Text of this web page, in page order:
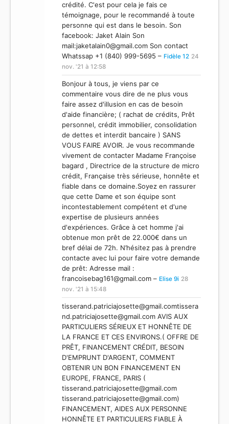
crédité. C'est pour cela je fais ce
témoignage, pour le recommandé à toute
personne qui est dans le besoin. Son
facebook: Jaket Alain Son
mail:jaketalain0@gmail.com Son contact
Whatssap +1 (840) 999-5695 – Fidèle 12 24
nov. '21 à 12:58
Bonjour à tous, je viens par ce
commentaire vous dire de ne plus vous
faire assez d'illusion en cas de besoin
d'aide financière; ( rachat de crédits, Prêt
personnel, crédit immobilier, consolidation
de dettes et interdit bancaire ) SANS
VOUS FAIRE AVOIR. Je vous recommande
vivement de contacter Madame Françoise
bagard , Directrice de la structure de micro
crédit, Française très sérieuse, honnête et
fiable dans ce domaine.Soyez en rassurer
que cette Dame et son équipe sont
incontestablement compétent et d'une
expertise de plusieurs années
d'expériences. Grâce à cet homme j'ai
obtenue mon prêt de 22.000€ dans un
bref délai de 72h. N’hésitez pas à prendre
contacte avec lui pour faire votre demande
de prêt: Adresse mail :
francoisebag161@gmail.com – Elise 9i 28
nov. '21 à 15:48
tisserand.patriciajosette@gmail.comtissera
nd.patriciajosette@gmail.com AVIS AUX
PARTICULIERS SÉRIEUX ET HONNÊTE DE
LA FRANCE ET CES ENVIRONS.( OFFRE DE
PRÊT, FINANCEMENT CRÉDIT, BESOIN
D'EMPRUNT D'ARGENT, COMMENT
OBTENIR UN BON FINANCEMENT EN
EUROPE, FRANCE, PARIS (
tisserand.patriciajosette@gmail.com
tisserand.patriciajosette@gmail.com)
FINANCEMENT, AIDES AUX PERSONNE
HONNÊTE ET PARTICULIERS FIABLE À